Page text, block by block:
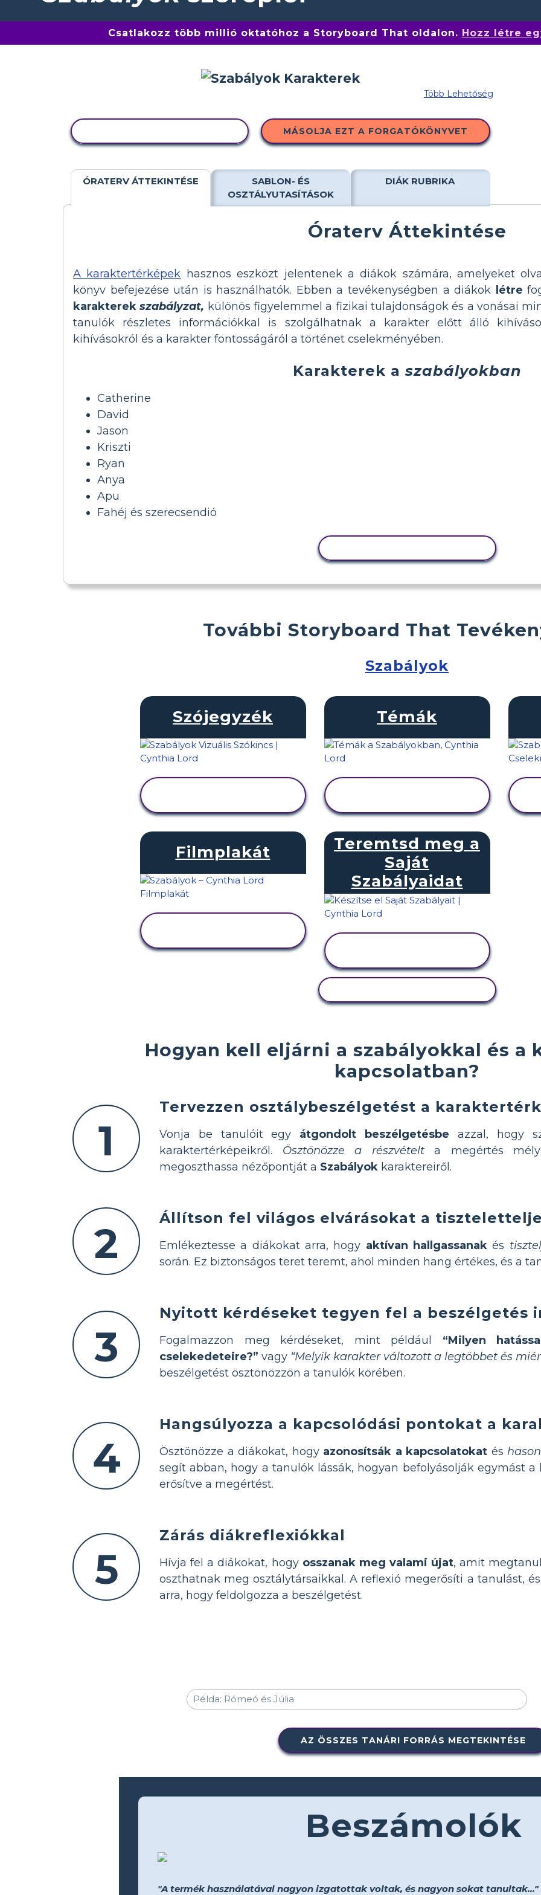
Csatlakozz több millió oktatóhoz a Storyboard That oldalon. Hozz létre
Több Lehetőség
MÁSOLJA EZT A FORGATÓKÖNYVET
ÓRATERV ÁTTEKINTÉSE
SABLON- ÉS
OSZTÁLYUTASÍTÁSOK
DIÁK RUBRIKA
Óraterv Áttekintése
A karaktertérképek hasznos eszközt jelentenek a diákok számára, amelyeket
könyv befejezése után is használhatók. Ebben a tevékenységben a diákok létre
karakterekszabályzat, különös figyelemmel a fizikai tulajdonságok és a vonásai
tanulók részletes információkkal is szolgálhatnak a karakter előtt álló
kihívásokról és a karakter fontosságáról a történet cselekményében.
Karakterek aszabályokban
Catherine
David
Jason
Kriszti
Ryan
Anya
Apu
Fahéj és szerecsendió
Hogyan kell eljárni a szabályokkal és a
kapcsolatban?
1
Tervezzen osztálybeszélgetést a
Vonja be tanulóit egy átgondolt beszélgetésbe azzal, hogy
karaktertérképeikről. Ösztönözze a részvételta megértés
megoszthassa nézőpontját a Szabályok karaktereiről.
2
Állítson fel világos elvárásokat a
Emlékeztesse a diákokat arra, hogy aktívan hallgassanak és
során. Ez biztonságos teret teremt, ahol minden hang értékes, és a
3
Nyitott kérdéseket tegyen fel a beszélgetés
Fogalmazzon meg kérdéseket, mint például “Milyen
cselekedeteire?” vagy “Melyik karakter változott a legtöbbet és
beszélgetést ösztönözzön a tanulók körében.
4
Hangsúlyozza a kapcsolódási pontokat a
Ösztönözze a diákokat, hogy azonosítsák a kapcsolatokat és
segít abban, hogy a tanulók lássák, hogyan befolyásolják egymást
erősítve a megértést.
5
Zárás diákreflexiókkal
Hívja fel a diákokat, hogy osszanak meg valami újat, amit
oszthatnak meg osztálytársaikkal. A reflexió megerősíti a tanulást,
arra, hogy feldolgozza a beszélgetést.
További Storyboard That
Szabályok
Szójegyzék Témák
Filmplakát
Teremtsd meg a
Saját
Szabályaidat
AZ ÖSSZES TANÁRI FORRÁS MEGTEKINTÉSE
Beszámolók
"A termék használatával nagyon izgatottak voltak, és nagyon sokat tanultak..."